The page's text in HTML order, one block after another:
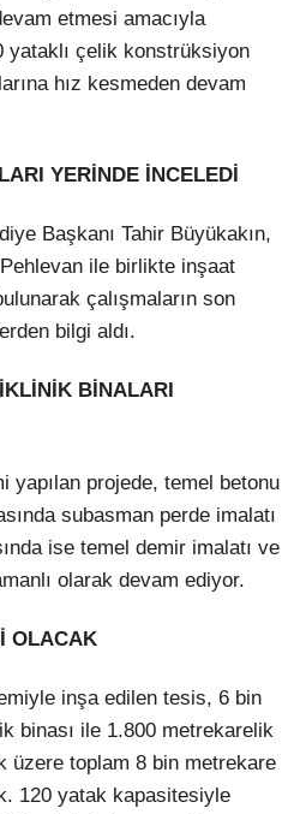
etmesi amacıyla
yataklı çelik konstrüksiyon
hız kesmeden devam
YERİNDE İNCELEDİ
Başkanı Tahir Büyükakın,
ile birlikte inşaat
çalışmaların son
bilgi aldı.
BİNALARI
yapılan projede, temel betonu
subasman perde imalatı
ise temel demir imalatı ve
olarak devam ediyor.
OLACAK
inşa edilen tesis, 6 bin
binası ile 1.800 metrekarelik
üzere toplam 8 bin metrekare
120 yatak kapasitesiyle